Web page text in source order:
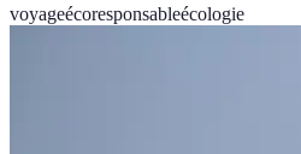
voyageécoresponsableécologie